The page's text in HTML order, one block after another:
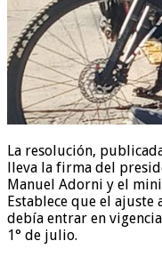
La resolución,
lleva la firma del
Manuel Adorni y el
Establece que el
debía entrar en
1° de julio.